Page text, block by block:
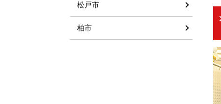
松戸市
柏市